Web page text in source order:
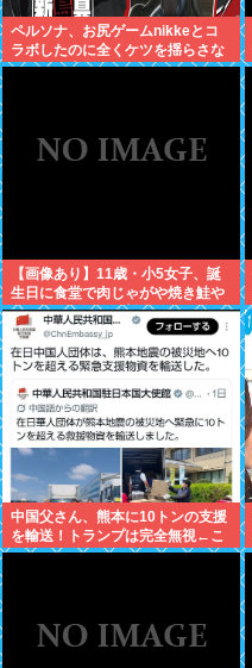
ペルソナ、お尻ゲームnikkeとコ
ラボしたのに全くケツを揺らさな
いため炎上
【画像あり】11歳・小5女子、誕
生日に食堂で肉じゃがや焼き鮭や
玉子焼きなど一品料理をオジサン
みたいに食べる
中国父さん、熊本に10トンの支援
を輸送！トランプは完全無視←こ
れ